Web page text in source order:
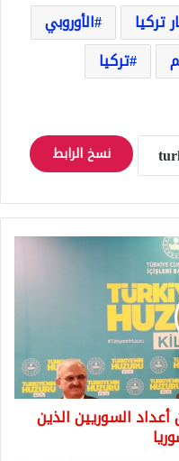
تركيا
الأوروبي
تركيا
نسخ الرابط
السوريين الذين